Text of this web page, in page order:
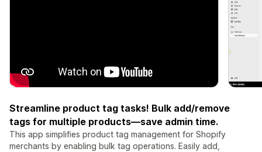
Streamline product tag tasks! Bulk add/remove
tags for multiple products—save admin time.
This app simplifies product tag management for Shopify
merchants by enabling bulk tag operations. Easily add,